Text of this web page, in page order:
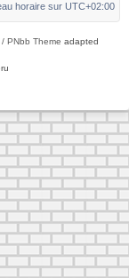
horaire sur UTC+02:00
PNbb Theme adapted